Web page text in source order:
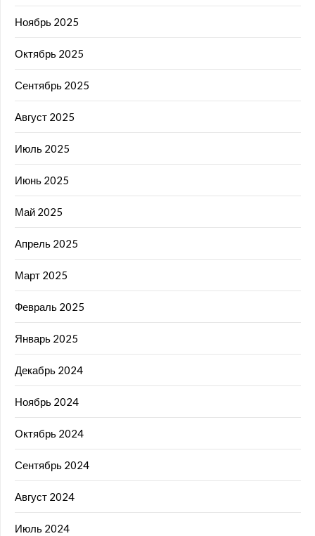
Ноябрь 2025
Октябрь 2025
Сентябрь 2025
Август 2025
Июль 2025
Июнь 2025
Май 2025
Апрель 2025
Март 2025
Февраль 2025
Январь 2025
Декабрь 2024
Ноябрь 2024
Октябрь 2024
Сентябрь 2024
Август 2024
Июль 2024